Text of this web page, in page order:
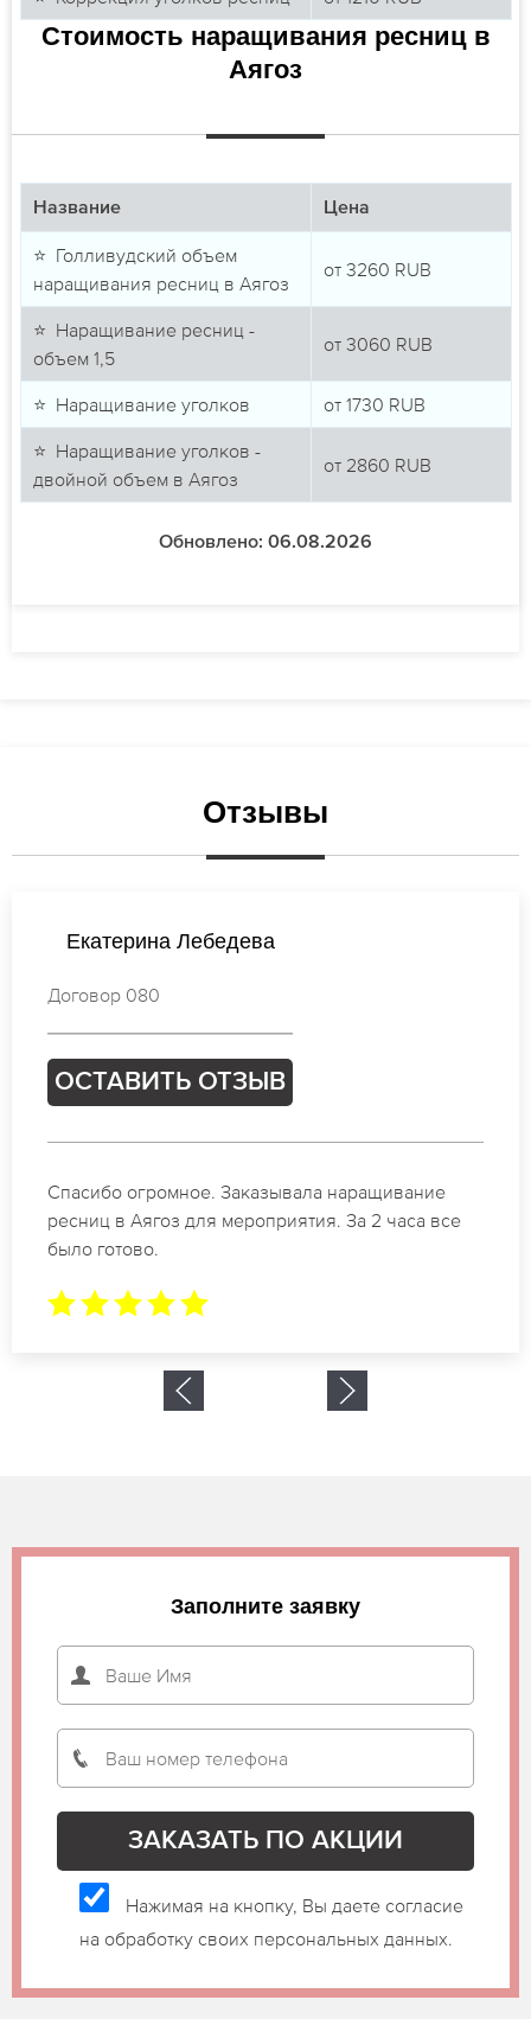
Стоимость наращивания ресниц в
Аягоз
Название Цена
⭐ Голливудский объем
наращивания ресниц в Аягоз
от 3260 RUB
⭐ Наращивание ресниц -
объем 1,5
от 3060 RUB
⭐ Наращивание уголков от 1730 RUB
⭐ Наращивание уголков -
двойной объем в Аягоз
от 2860 RUB
Обновлено: 06.08.2026
Отзывы
Мария Кузнецова
Договор 232
ОСТАВИТЬ ОТЗЫВ
Идеальные мастера своего дела по наращиванию
ресниц в Аягоз. Великолепный результат. Буду
обращаться еще.
Заполните заявку
Нажимая на кнопку, Вы даете согласие
на обработку своих персональных данных.